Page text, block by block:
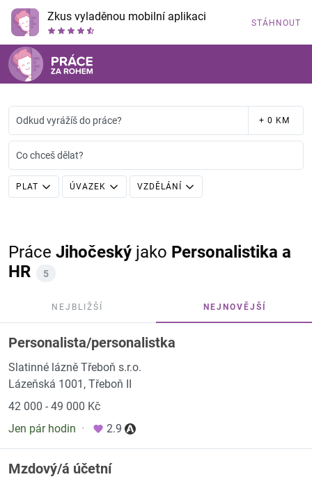
Zkus vyladěnou mobilní aplikaci STÁHNOUT
Odkud vyrážíš do práce? + 0 KM
Co chceš dělat?
PLAT ÚVAZEK VZDĚLÁNÍ
Práce Jihočeský jako Personalistika a
HR
5
NEJBLIŽŠÍ NEJNOVĚJŠÍ
Personalista/personalistka
Slatinné lázně Třeboň s.r.o.
Lázeňská 1001, Třeboň II
42 000 - 49 000 Kč
Jen pár hodin · 2.9
Mzdový/á účetní